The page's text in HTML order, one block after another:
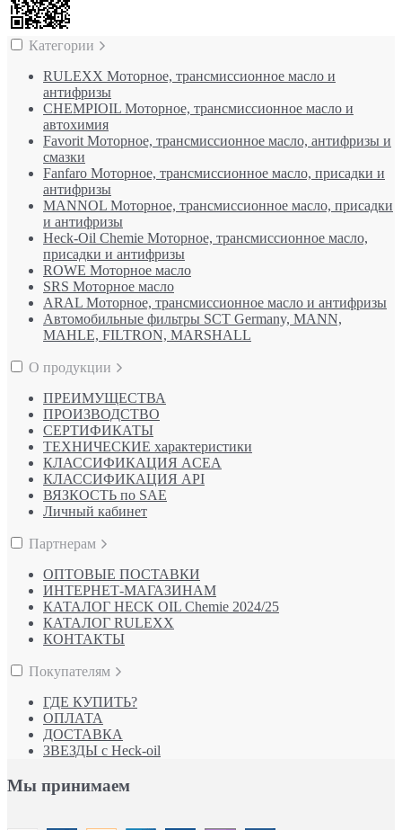
Категории
RULEXX Моторное, трансмиссионное масло и
антифризы
CHEMPIOIL Моторное, трансмиссионное масло и
автохимия
Favorit Моторное, трансмиссионное масло, антифризы и
смазки
Fanfaro Моторное, трансмиссионное масло, присадки и
антифризы
MANNOL Моторное, трансмиссионное масло, присадки
и антифризы
Heck-Oil Chemie Моторное, трансмиссионное масло,
присадки и антифризы
ROWE Моторное масло
SRS Моторное масло
ARAL Моторное, трансмиссионное масло и антифризы
Автомобильные фильтры SCT Germany, MANN,
MAHLE, FILTRON, MARSHALL
О продукции
ПРЕИМУЩЕСТВА
ПРОИЗВОДСТВО
СЕРТИФИКАТЫ
ТЕХНИЧЕСКИЕ характеристики
КЛАССИФИКАЦИЯ ACEA
КЛАССИФИКАЦИЯ API
ВЯЗКОСТЬ по SAE
Личный кабинет
Партнерам
ОПТОВЫЕ ПОСТАВКИ
ИНТЕРНЕТ-МАГАЗИНАМ
КАТАЛОГ HECK OIL Chemie 2024/25
КАТАЛОГ RULEXX
КОНТАКТЫ
Покупателям
ГДЕ КУПИТЬ?
ОПЛАТА
ДОСТАВКА
ЗВЕЗДЫ с Heck-oil
Мы принимаем